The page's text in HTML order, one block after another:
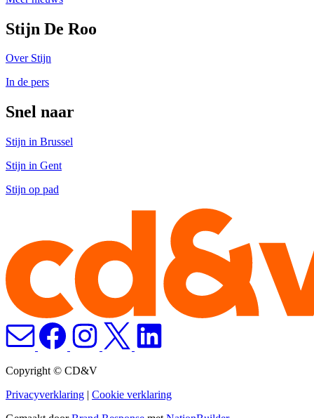
Stijn De Roo
Over Stijn
In de pers
Snel naar
Stijn in Brussel
Stijn in Gent
Stijn op pad
Copyright © CD&V
Privacyverklaring | Cookie verklaring